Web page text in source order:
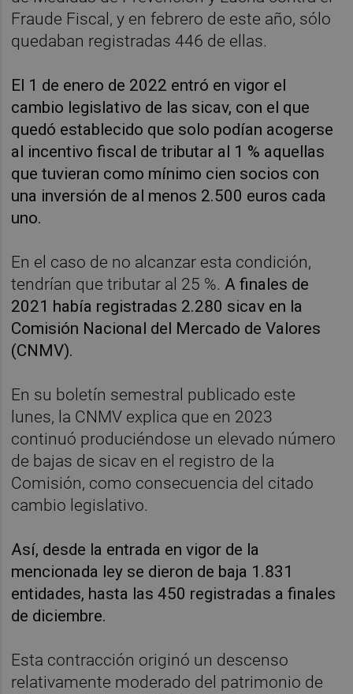
Fraude Fiscal, y en febrero de este año, sólo
quedaban registradas 446 de ellas.
El 1 de enero de 2022 entró en vigor el
cambio legislativo de las sicav, con el que
quedó establecido que solo podían acogerse
al incentivo fiscal de tributar al 1 % aquellas
que tuvieran como mínimo cien socios con
una inversión de al menos 2.500 euros cada
uno.
En el caso de no alcanzar esta condición,
tendrían que tributar al 25 %.A finales de
2021 había registradas 2.280 sicav en la
Comisión Nacional del Mercado de Valores
(CNMV).
En su boletín semestral publicado este
lunes, la CNMV explica que en 2023
continuó produciéndose un elevado número
de bajas de sicav en el registro de la
Comisión, como consecuencia del citado
cambio legislativo.
Así, desde la entrada en vigor de la
mencionada ley se dieron de baja 1.831
entidades, hasta las 450 registradas a finales
de diciembre.
Esta contracción originó un descenso
relativamente moderado del patrimonio de